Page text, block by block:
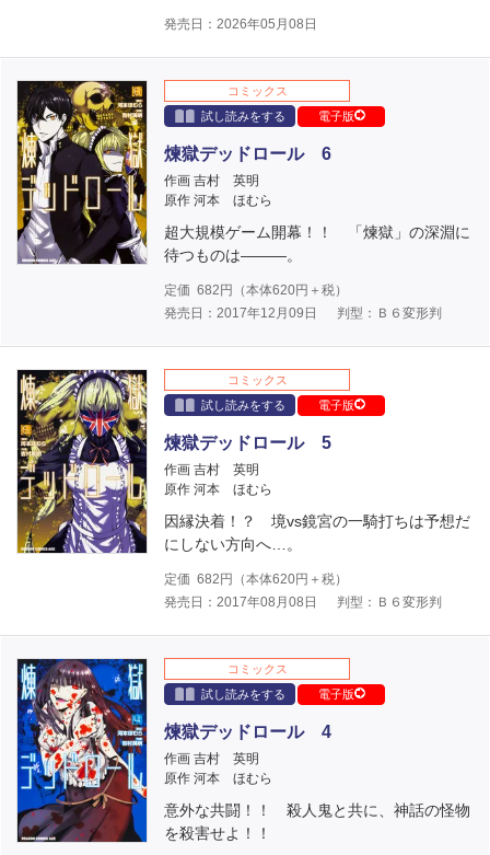
発売日：2026年05月08日
コミックス
試し読みをする
電子版
煉獄デッドロール 6
作画 吉村 英明
原作 河本 ほむら
超大規模ゲーム開幕！！ 「煉獄」の深淵に
待つものは―――。
定価 682 円（本体620円＋税）
発売日：2017年12月09日
判型：Ｂ６変形判
コミックス
試し読みをする
電子版
煉獄デッドロール 5
作画 吉村 英明
原作 河本 ほむら
因縁決着！？ 境vs鏡宮の一騎打ちは予想だ
にしない方向へ…。
定価 682 円（本体620円＋税）
発売日：2017年08月08日
判型：Ｂ６変形判
コミックス
試し読みをする
電子版
煉獄デッドロール 4
作画 吉村 英明
原作 河本 ほむら
意外な共闘！！ 殺人鬼と共に、神話の怪物
を殺害せよ！！